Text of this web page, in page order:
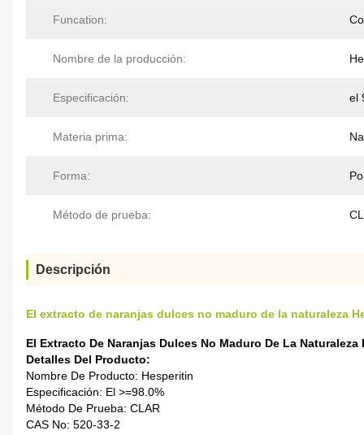
Funcation:
Nombre de la producción:
Especificación: el
Materia prima:
Forma:
Método de prueba:
Descripción
El extracto de naranjas dulces no maduro de la naturaleza
El Extracto De Naranjas Dulces No Maduro De La
Detalles Del Producto:
Nombre De Producto: Hesperitin
Especificación: El >=98.0%
Método De Prueba: CLAR
CAS No: 520-33-2